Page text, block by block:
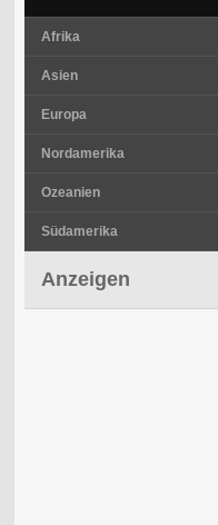
Afrika
Asien
Europa
Nordamerika
Ozeanien
Südamerika
Anzeigen